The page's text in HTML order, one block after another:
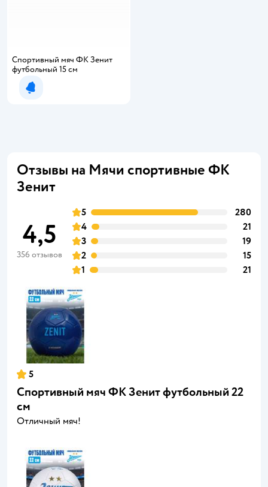
Спортивный мяч ФК Зенит
футбольный 15 см
Уведомить о появлении
Отзывы на Мячи спортивные ФК
Зенит
4,5
356 отзывов
5
280
4
21
3
19
2
15
1
21
5
Спортивный мяч ФК Зенит футбольный 22
см
Отличный мяч!